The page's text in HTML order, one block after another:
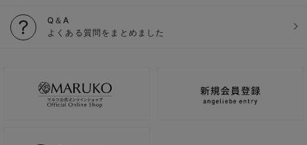
Q＆A
よくある質問をまとめました